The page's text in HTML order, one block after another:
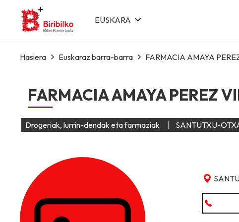
EUSKARA
Hasiera Euskaraz barra-barra FARMACIA AMAYA
FARMACIA AMAYA PEREZ
Drogeriak, lurrin-dendak eta farmaziak | SANTUTXU-